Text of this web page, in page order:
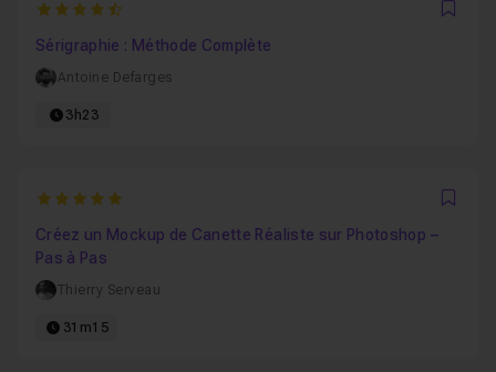
4.7894736842105
Sérigraphie : Méthode Complète
Antoine Defarges
3h23
5
Créez un Mockup de Canette Réaliste sur Photoshop –
Pas à Pas
Thierry Serveau
31m15